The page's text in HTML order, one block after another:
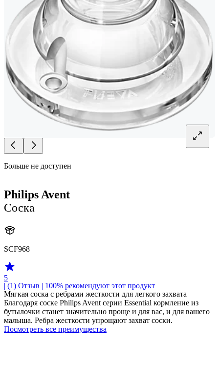
Больше не доступен
Philips Avent
Соска
SCF968
5
| (1) Отзыв | 100% рекомендуют этот продукт
Мягкая соска с ребрами жесткости для легкого захвата
Благодаря соске Philips Avent серии Essential кормление из
бутылочки станет значительно проще и для вас, и для вашего
малыша. Ребра жесткости упрощают захват соски.
Посмотреть все преимущества